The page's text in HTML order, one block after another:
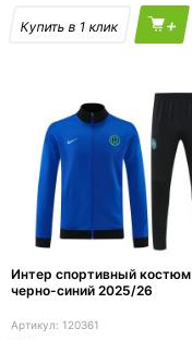
+
Интер спортивный костюм
черно-синий 2025/26
120361